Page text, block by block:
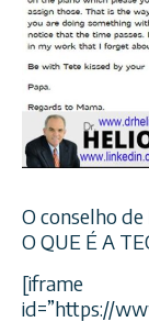
O conselho de
O QUE É A
[iframe
id=”https://